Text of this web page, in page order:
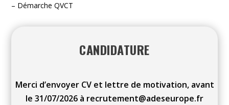
– Démarche QVCT
CANDIDATURE
Merci d’envoyer CV et lettre de motivation, avant
le 31/07/2026 à recrutement@adeseurope.fr